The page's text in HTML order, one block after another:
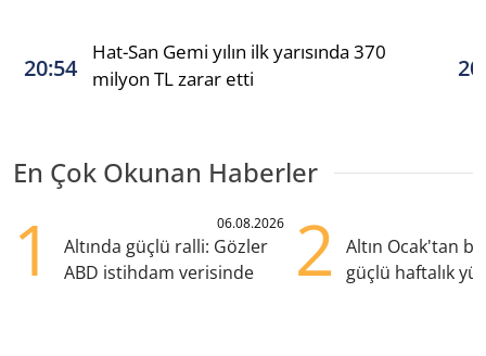
20:54
Hat-San Gemi yılın ilk yarısında 370
milyon TL zarar etti
En Çok Okunan Haberler
1 06.08.2026
Altında güçlü ralli: Gözler
ABD istihdam verisinde
2
Altın Ocak'tan
güçlü haftalık